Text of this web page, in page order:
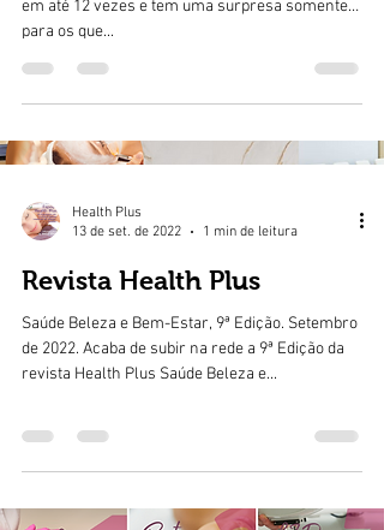
em até 12 vezes e tem uma surpresa somente
para os que...
Health Plus
13 de set. de 2022
1 min de leitura
Revista Health Plus
Saúde Beleza e Bem-Estar, 9ª Edição. Setembro
de 2022. Acaba de subir na rede a 9ª Edição da
revista Health Plus Saúde Beleza e...